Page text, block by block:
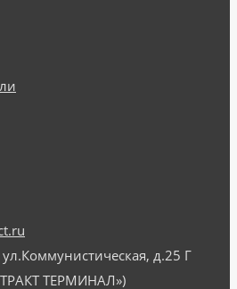
д.25 Г
ТЕРМИНАЛ»)